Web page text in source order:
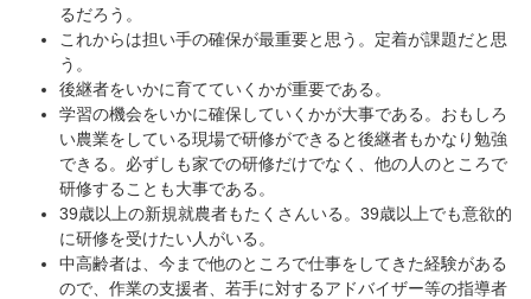
るだろう。
これからは担い手の確保が最重要と思う。定着が課題だと思
う。
後継者をいかに育てていくかが重要である。
学習の機会をいかに確保していくかが大事である。おもしろ
い農業をしている現場で研修ができると後継者もかなり勉強
できる。必ずしも家での研修だけでなく、他の人のところで
研修することも大事である。
39歳以上の新規就農者もたくさんいる。39歳以上でも意欲的
に研修を受けたい人がいる。
中高齢者は、今まで他のところで仕事をしてきた経験がある
ので、作業の支援者、若手に対するアドバイザー等の指導者